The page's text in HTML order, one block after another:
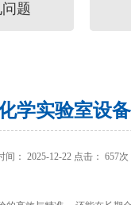
题
学实验室设
： 2025-12-22 点击： 657次